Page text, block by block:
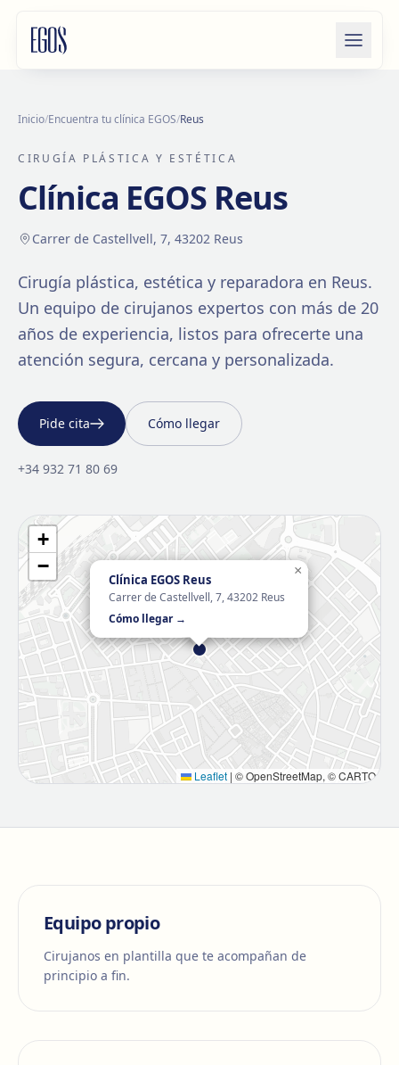
Inicio/Encuentra tu clínica EGOS/Reus
CIRUGÍA PLÁSTICA Y ESTÉTICA
Clínica EGOS Reus
Carrer de Castellvell, 7, 43202 Reus
Cirugía plástica, estética y reparadora en Reus.
Un equipo de cirujanos expertos con más de 20
años de experiencia, listos para ofrecerte una
atención segura, cercana y personalizada.
Pide cita Cómo llegar
+34 932 71 80 69
Clínica EGOS Reus
Carrer de Castellvell, 7, 43202 Reus
Cómo llegar →
×
+
−
Leaflet | © OpenStreetMap, © CARTO
Equipo propio
Cirujanos en plantilla que te acompañan de
principio a fin.